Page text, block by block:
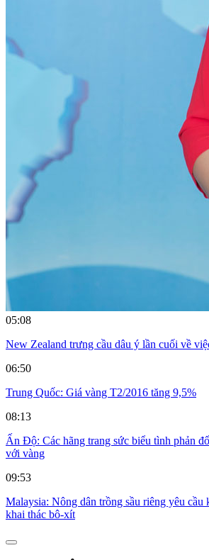
05:08
New Zealand trưng cầu dâu ý lần cuối về
06:50
Trung Quốc: Giá vàng T2/2016 tăng 9,5%
08:13
Ấn Độ: Các hãng trang sức biểu tình phản
với vàng
09:53
Malaysia: Nông dân trồng sầu riêng yêu cầu
khai thác bô-xít